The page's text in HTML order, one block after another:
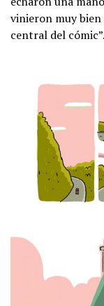
vinieron muy
central del cómic”.